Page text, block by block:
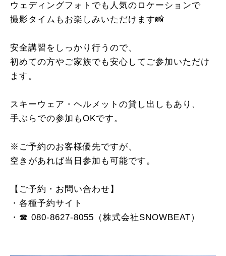
ウェディングフォトでも人気のロケーションで
撮影タイムもお楽しみいただけます📸
安全講習をしっかり行うので、
初めての方やご家族でも安心してご参加いただけ
ます。
スキーウェア・ヘルメットの貸し出しもあり、
手ぶらでの参加もOKです。
※ご予約のお客様優先ですが、
空きがあれば当日参加も可能です。
【ご予約・お問い合わせ】
・各種予約サイト
・☎︎ 080-8627-8055 （株式会社SNOWBEAT）